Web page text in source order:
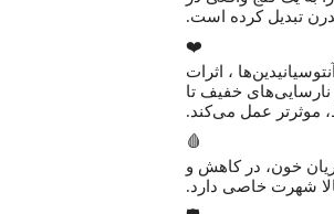
تبدیل کرده است.
❤️
، اثرات
خفیف تا
موثرتر عمل می‌کند.
🩸
خون، در کاهش و
شهرت خاصی دارد.